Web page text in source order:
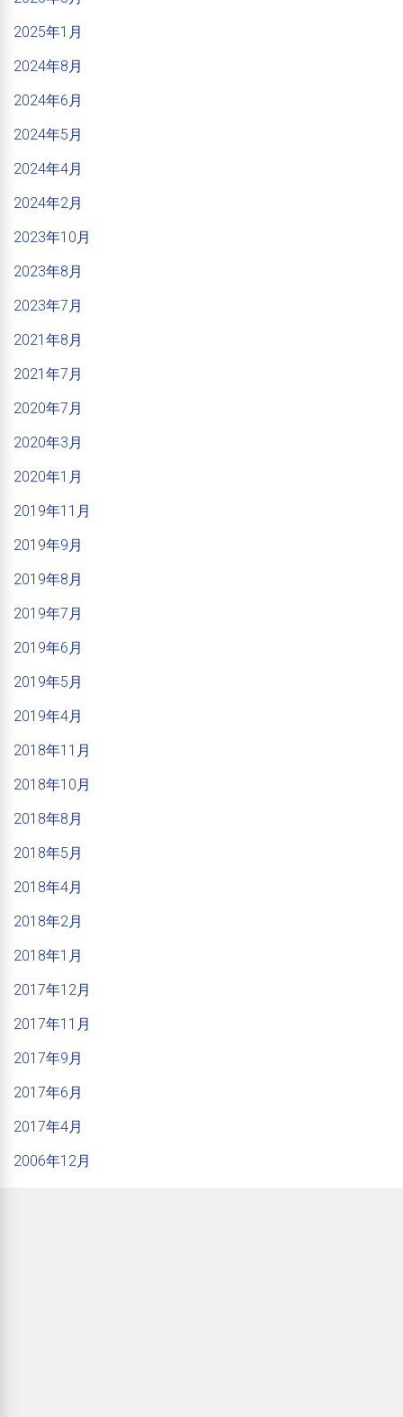
2025年1月
2024年8月
2024年6月
2024年5月
2024年4月
2024年2月
2023年10月
2023年8月
2023年7月
2021年8月
2021年7月
2020年7月
2020年3月
2020年1月
2019年11月
2019年9月
2019年8月
2019年7月
2019年6月
2019年5月
2019年4月
2018年11月
2018年10月
2018年8月
2018年5月
2018年4月
2018年2月
2018年1月
2017年12月
2017年11月
2017年9月
2017年6月
2017年4月
2006年12月